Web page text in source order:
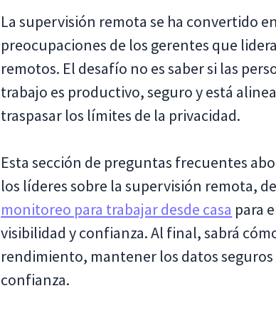
La supervisión remota se ha convertido
preocupaciones de los gerentes que
remotos. El desafío no es saber si las
trabajo es productivo, seguro y está
traspasar los límites de la privacidad.
Esta sección de preguntas frecuentes
los líderes sobre la supervisión remota,
monitoreo para trabajar desde casa para
visibilidad y confianza. Al final, sabrá
rendimiento, mantener los datos
confianza.